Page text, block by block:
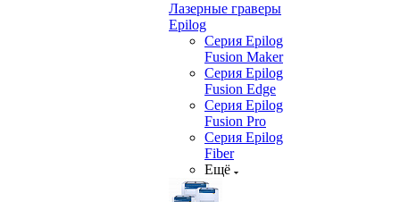
Лазерные граверы
Epilog
Серия Epilog
Fusion Maker
Серия Epilog
Fusion Edge
Серия Epilog
Fusion Pro
Серия Epilog
Fiber
Ещё